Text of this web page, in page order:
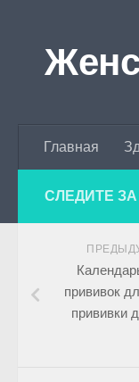
Главная
СЛЕДИТЕ
прививок
прививки